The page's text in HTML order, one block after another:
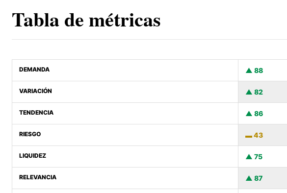
Tabla de métricas
DEMANDA 88
VARIACIÓN 82
TENDENCIA 86
RIESGO 43
LIQUIDEZ 75
RELEVANCIA 87